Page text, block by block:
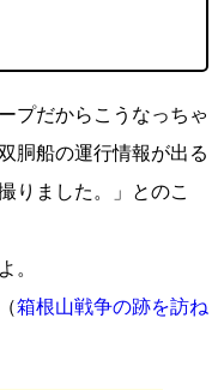
プだからこうなっちゃ
胴船の運行情報が出る
りました。」とのこ
。
箱根山戦争の跡を訪ね